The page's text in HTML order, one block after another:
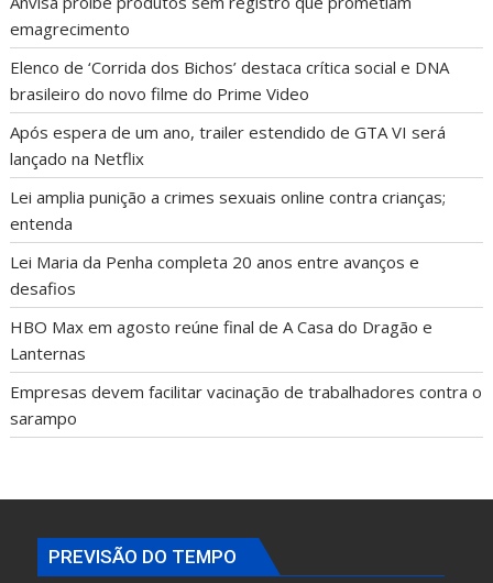
emagrecimento
Elenco de ‘Corrida dos Bichos’ destaca crítica social e DNA
brasileiro do novo filme do Prime Video
Após espera de um ano, trailer estendido de GTA VI será
lançado na Netflix
Lei amplia punição a crimes sexuais online contra crianças;
entenda
Lei Maria da Penha completa 20 anos entre avanços e
desafios
HBO Max em agosto reúne final de A Casa do Dragão e
Lanternas
Empresas devem facilitar vacinação de trabalhadores contra o
sarampo
PREVISÃO DO TEMPO